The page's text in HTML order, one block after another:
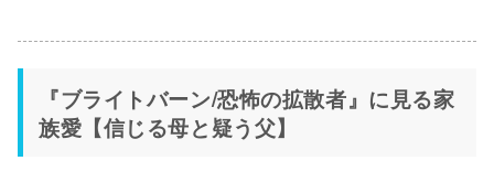
『ブライトバーン/恐怖の拡散者』に見る家
族愛【信じる母と疑う父】